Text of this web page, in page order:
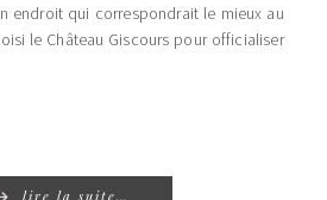
endroit qui correspondrait le mieux au
le Château Giscours pour officialiser
lire la suite…